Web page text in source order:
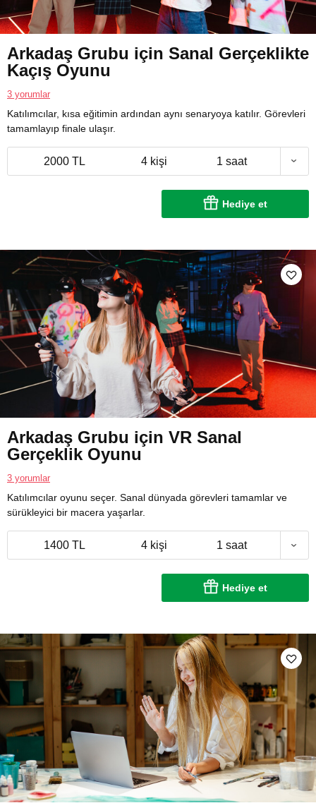
Arkadaş Grubu için Sanal Gerçeklikte
Kaçış Oyunu
3 yorumlar
Katılımcılar, kısa eğitimin ardından aynı senaryoya katılır. Görevleri
tamamlayıp finale ulaşır.
2000 TL 4 kişi 1 saat
Hediye et
Arkadaş Grubu için VR Sanal
Gerçeklik Oyunu
3 yorumlar
Katılımcılar oyunu seçer. Sanal dünyada görevleri tamamlar ve
sürükleyici bir macera yaşarlar.
1400 TL 4 kişi 1 saat
Hediye et